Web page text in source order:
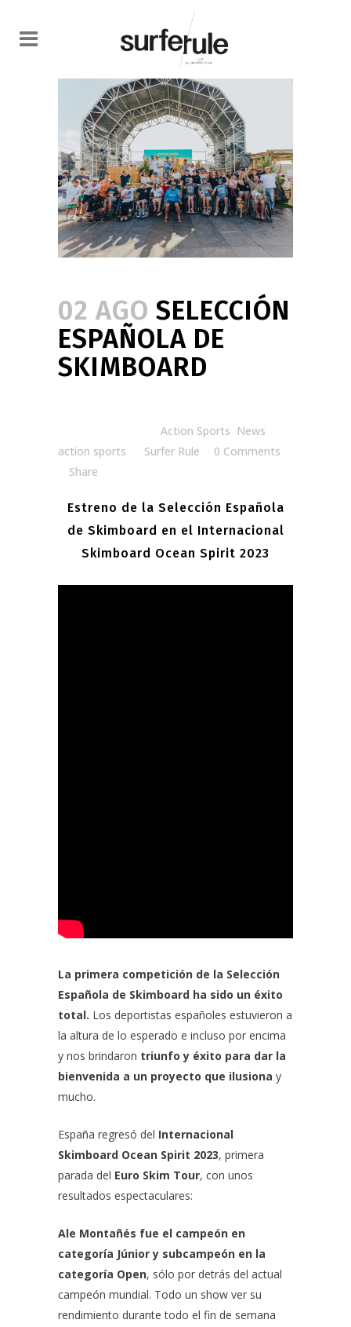
02 AGO SELECCIÓN
ESPAÑOLA DE
SKIMBOARD
Action Sports News
action sports
Surfer Rule
0 Comments
Share
Estreno de la Selección Española
de Skimboard en el Internacional
Skimboard Ocean Spirit 2023
La primera competición de la Selección
Española de Skimboard ha sido un éxito
total. Los deportistas españoles estuvieron a
la altura de lo esperado e incluso por encima
y nos brindaron triunfo y éxito para dar la
bienvenida a un proyecto que ilusiona y
mucho.
España regresó del Internacional
Skimboard Ocean Spirit 2023, primera
parada del Euro Skim Tour, con unos
resultados espectaculares:
Ale Montañés fue el campeón en
categoría Júnior y subcampeón en la
categoría Open, sólo por detrás del actual
campeón mundial. Todo un show ver su
rendimiento durante todo el fin de semana